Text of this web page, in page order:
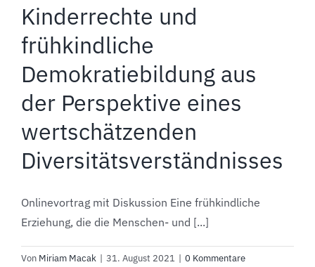
Kinderrechte und
frühkindliche
Demokratiebildung aus
der Perspektive eines
wertschätzenden
Diversitätsverständnisses
Onlinevortrag mit Diskussion Eine frühkindliche
Erziehung, die die Menschen- und [...]
Von Miriam Macak | 31. August 2021 | 0 Kommentare